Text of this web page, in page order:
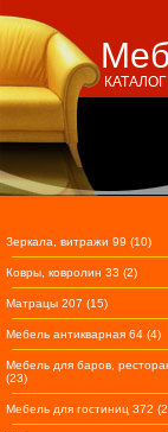
Зеркала, витражи 99 (10)
Ковры, ковролин 33 (2)
Матрацы 207 (15)
Мебель антикварная 64 (4)
Мебель для баров,
(23)
Мебель для гостиниц 372